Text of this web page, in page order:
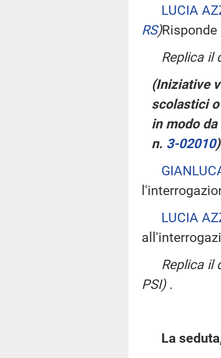
LUCIA
RS)
Replica il
(Iniziative
scolastici
in modo
n. 3-02010)
LUCIA
Replica il
PSI) .
La